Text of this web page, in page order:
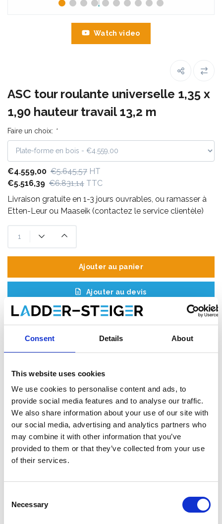
Consent Details About
This website uses cookies
We use cookies to personalise content and ads, to
provide social media features and to analyse our traffic.
We also share information about your use of our site with
our social media, advertising and analytics partners who
may combine it with other information that you’ve
provided to them or that they’ve collected from your use
of their services.
Selection
Necessary
Watch video
ASC tour roulante universelle 1,35 x
1,90 hauteur travail 13,2 m
Faire un choix: *
€4.559,00 €5.645,57 HT
€5.516,39 €6.831,14 TTC
Livraison gratuite en 1-3 jours ouvrables, ou ramasser à
Etten-Leur ou Maaseik (contactez le service clientèle)
Ajouter au panier
Ajouter au devis
Enregistrer comme favori
Description
échafaudage roulant en aluminium avec
un grand confort
d'assise
un plaque en carbone. Uneplate-forme avec un
forme avec un plaque en bois.
L'échafaudage roulant standard ASC convient aux travaux